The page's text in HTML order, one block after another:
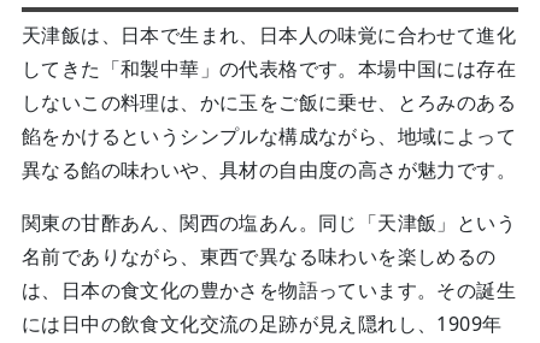
天津飯は、日本で生まれ、日本人の味覚に合わせて進化
してきた「和製中華」の代表格です。本場中国には存在
しないこの料理は、かに玉をご飯に乗せ、とろみのある
餡をかけるというシンプルな構成ながら、地域によって
異なる餡の味わいや、具材の自由度の高さが魅力です。
関東の甘酢あん、関西の塩あん。同じ「天津飯」という
名前でありながら、東西で異なる味わいを楽しめるの
は、日本の食文化の豊かさを物語っています。その誕生
には日中の飲食文化交流の足跡が見え隠れし、1909年